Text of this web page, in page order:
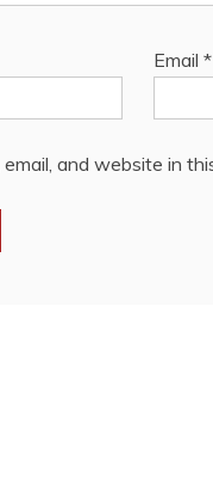
Email*
email, and website in